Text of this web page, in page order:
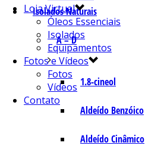
Isolados Naturais
A – D
1.8-cineol
Aldeído Benzóico
Aldeído Cinâmico
Loja Virtual
Óleos Essenciais
Isolados
Equipamentos
Fotos e Vídeos
Fotos
Vídeos
Contato